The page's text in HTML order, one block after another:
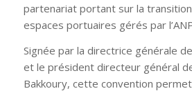
partenariat portant sur la
espaces portuaires gérés par
Signée par la directrice générale de
et le président directeur général
Bakkoury, cette convention